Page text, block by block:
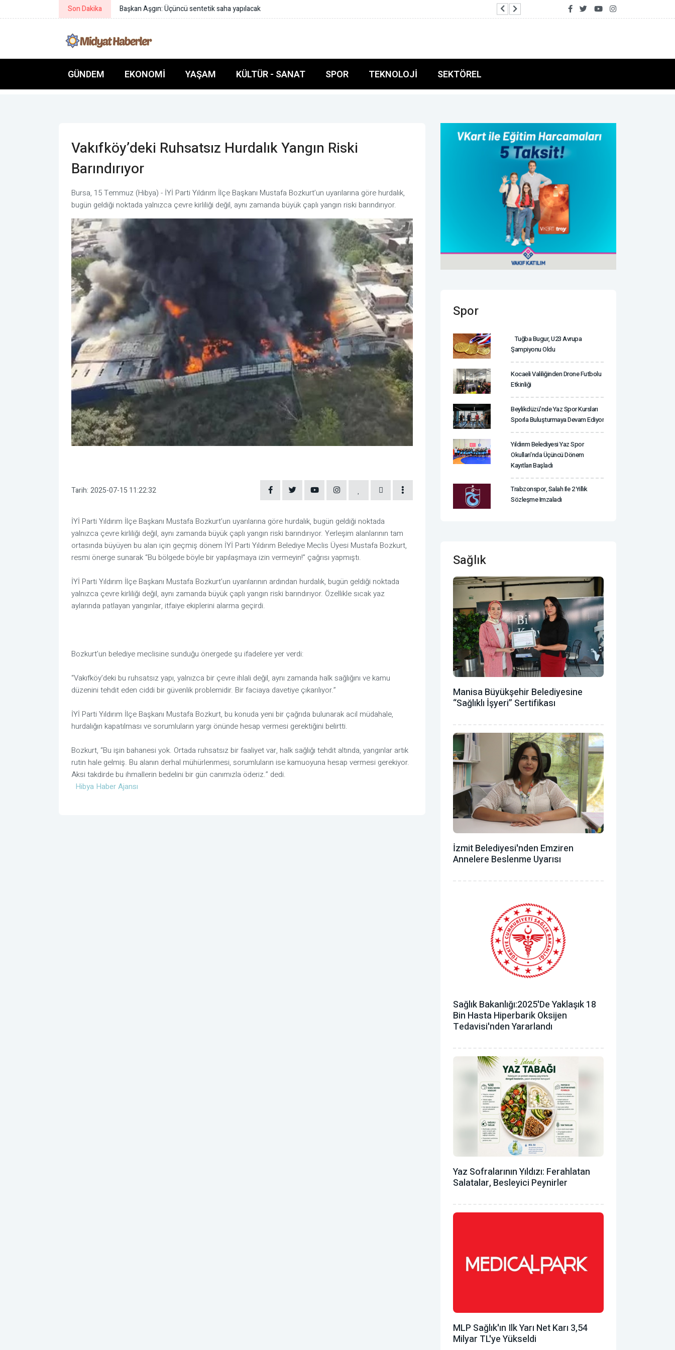
Son Dakika Başkan Aşgın: Üçüncü sentetik saha yapılacak Bursa Büyükşehir'in mobil afet araçlarında
GÜNDEM EKONOMI YAŞAM KÜLTÜR - SANAT SPOR TEKNOLOJI SEKTÖREL
Vakıfköy’deki Ruhsatsız Hurdalık Yangın Riski
Barındırıyor
Bursa, 15 Temmuz (Hibya) - İYİ Parti Yıldırım İlçe Başkanı Mustafa Bozkurt’un uyarılarına göre hurdalık,
bugün geldiği noktada yalnızca çevre kirliliği değil, aynı zamanda büyük çaplı yangın riski barındırıyor.
Tarih: 2025-07-15 11:22:32
İYİ Parti Yıldırım İlçe Başkanı Mustafa Bozkurt’un uyarılarına göre hurdalık, bugün geldiği noktada
yalnızca çevre kirliliği değil, aynı zamanda büyük çaplı yangın riski barındırıyor. Yerleşim alanlarının tam
ortasında büyüyen bu alan için geçmiş dönem İYİ Parti Yıldırım Belediye Meclis Üyesi Mustafa Bozkurt,
resmi önerge sunarak “Bu bölgede böyle bir yapılaşmaya izin vermeyin!” çağrısı yapmıştı.
İYİ Parti Yıldırım İlçe Başkanı Mustafa Bozkurt’un uyarılarının ardından hurdalık, bugün geldiği noktada
yalnızca çevre kirliliği değil, aynı zamanda büyük çaplı yangın riski barındırıyor. Özellikle sıcak yaz
aylarında patlayan yangınlar, itfaiye ekiplerini alarma geçirdi.
Bozkurt’un belediye meclisine sunduğu önergede şu ifadelere yer verdi:
“Vakıfköy’deki bu ruhsatsız yapı, yalnızca bir çevre ihlali değil, aynı zamanda halk sağlığını ve kamu
düzenini tehdit eden ciddi bir güvenlik problemidir. Bir faciaya davetiye çıkarılıyor.”
İYİ Parti Yıldırım İlçe Başkanı Mustafa Bozkurt, bu konuda yeni bir çağrıda bulunarak acil müdahale,
hurdalığın kapatılması ve sorumluların yargı önünde hesap vermesi gerektiğini belirtti.
Bozkurt, “Bu işin bahanesi yok. Ortada ruhsatsız bir faaliyet var, halk sağlığı tehdit altında, yangınlar artık
rutin hale gelmiş. Bu alanın derhal mühürlenmesi, sorumluların ise kamuoyuna hesap vermesi gerekiyor.
Aksi takdirde bu ihmallerin bedelini bir gün canımızla öderiz.” dedi.
Hibya Haber Ajansı
Spor
Tuğba Bugur, U23 Avrupa
Şampiyonu Oldu
Kocaeli Valiliğinden Drone Futbolu
Etkinliği
Beylikdüzü'nde Yaz Spor Kursları
Sporla Buluşturmaya Devam Ediyor
Yıldırım Belediyesi Yaz Spor
Okulları'nda Üçüncü Dönem
Kayıtları Başladı
Trabzonspor, Salah Ile 2 Yıllık
Sözleşme Imzaladı
Sağlık
Manisa Büyükşehir Belediyesine
“Sağlıklı İşyeri” Sertifikası
İzmit Belediyesi'nden Emziren
Annelere Beslenme Uyarısı
Sağlık Bakanlığı:2025'de Yaklaşık 18
Bin Hasta Hiperbarik Oksijen
Tedavisi'nden Yararlandı
Yaz Sofralarının Yıldızı: Ferahlatan
Salatalar, Besleyici Peynirler
MLP Sağlık'ın Ilk Yarı Net Karı 3,54
Milyar TL'ye Yükseldi